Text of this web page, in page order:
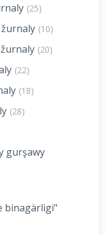
(25)
(10)
(20)
(22)
(18)
(28)
gurşawy
binagärligi"